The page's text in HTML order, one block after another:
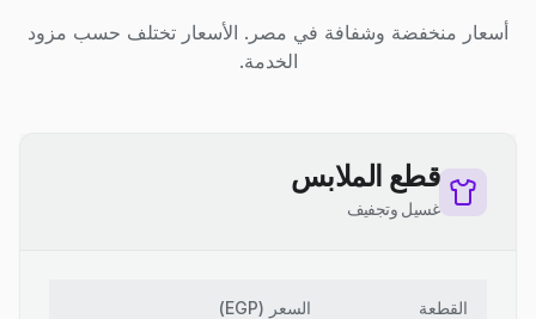
أسعار منخفضة وشفافة في مصر. الأسعار تختلف حسب مزود
الخدمة.
قطع الملابس
غسيل وتجفيف
القطعة السعر (
EGP
)